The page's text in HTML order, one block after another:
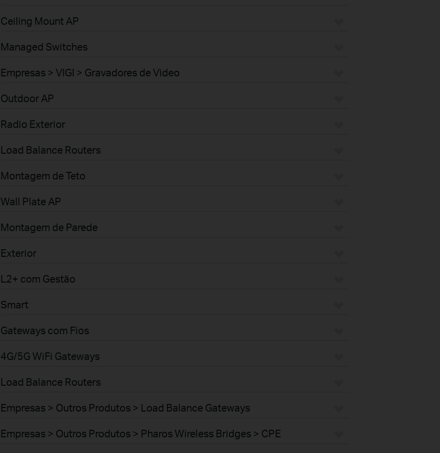
Ceiling Mount AP
Managed Switches
Empresas > VIGI > Gravadores de Video
Outdoor AP
Radio Exterior
Load Balance Routers
Montagem de Teto
Wall Plate AP
Montagem de Parede
Exterior
L2+ com Gestão
Smart
Gateways com Fios
4G/5G WiFi Gateways
Load Balance Routers
Empresas > Outros Produtos > Load Balance Gateways
Empresas > Outros Produtos > Pharos Wireless Bridges > CPE